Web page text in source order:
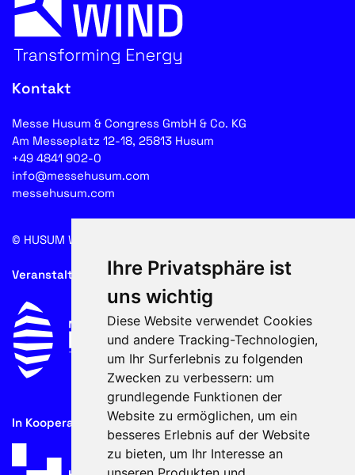
Ihre Privatsphäre ist
uns wichtig
Diese Website verwendet Cookies
und andere Tracking-Technologien,
um Ihr Surferlebnis zu folgenden
Zwecken zu verbessern: um
grundlegende Funktionen der
Website zu ermöglichen, um ein
besseres Erlebnis auf der Website
zu bieten, um Ihr Interesse an
Kontakt
Messe Husum & Congress GmbH & Co. KG
Am Messeplatz 12-18, 25813 Husum
+49 4841 902-0
info@messehusum.com
messehusum.com
© HUSUM WIND 2026
Veranstalter
In Kooperation mit